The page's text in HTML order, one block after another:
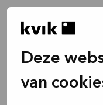
Deze
van